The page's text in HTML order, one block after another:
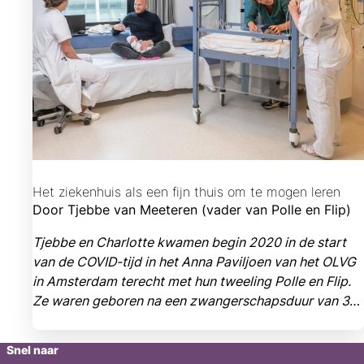
Het ziekenhuis als een fijn thuis om te mogen leren
Door Tjebbe van Meeteren (vader van Polle en Flip)
Tjebbe en Charlotte kwamen begin 2020 in de start
van de COVID-tijd in het Anna Paviljoen van het OLVG
in Amsterdam terecht met hun tweeling Polle en Flip.
Ze waren geboren na een zwangerschapsduur van 32
zorgconcept Family Integrated Care. “De eerste nacht
als gezin onder één dak was bijzonder en zullen we
Snel naar